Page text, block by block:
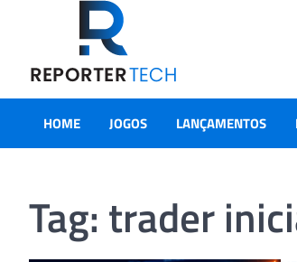
HOME JOGOS LANÇAMENTOS
Tag: trader